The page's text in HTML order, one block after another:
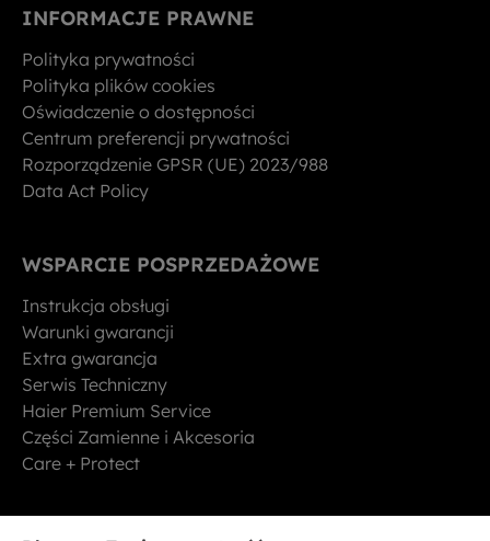
INFORMACJE PRAWNE
Polityka prywatności
Polityka plików cookies
Oświadczenie o dostępności
Centrum preferencji prywatności
Rozporządzenie GPSR (UE) 2023/988
Data Act Policy
WSPARCIE POSPRZEDAŻOWE
Instrukcja obsługi
Warunki gwarancji
Extra gwarancja
Serwis Techniczny
Haier Premium Service
Części Zamienne i Akcesoria
Care + Protect